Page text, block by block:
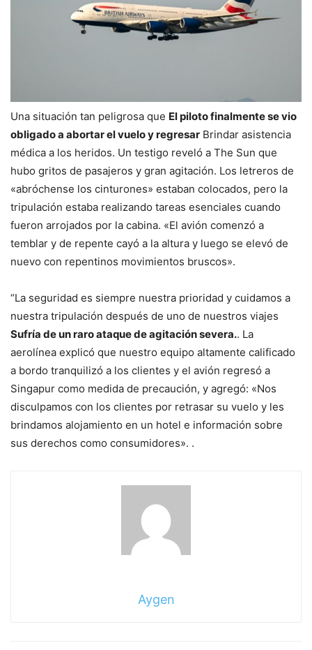
Una situación tan peligrosa que El piloto finalmente se vio
obligado a abortar el vuelo y regresar Brindar asistencia
médica a los heridos. Un testigo reveló a The Sun que
hubo gritos de pasajeros y gran agitación. Los letreros de
«abróchense los cinturones» estaban colocados, pero la
tripulación estaba realizando tareas esenciales cuando
fueron arrojados por la cabina. «El avión comenzó a
temblar y de repente cayó a la altura y luego se elevó de
nuevo con repentinos movimientos bruscos».
“La seguridad es siempre nuestra prioridad y cuidamos a
nuestra tripulación después de uno de nuestros viajes
Sufría de un raro ataque de agitación severa.. La
aerolínea explicó que nuestro equipo altamente calificado
a bordo tranquilizó a los clientes y el avión regresó a
Singapur como medida de precaución, y agregó: «Nos
disculpamos con los clientes por retrasar su vuelo y les
brindamos alojamiento en un hotel e información sobre
sus derechos como consumidores». .
Aygen